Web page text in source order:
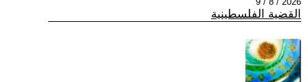
القضية الفلسطينية